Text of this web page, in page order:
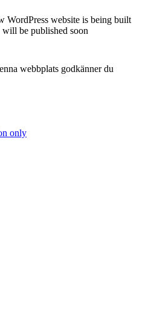
WordPress website is being built
will be published soon
webbplats godkänner du
only